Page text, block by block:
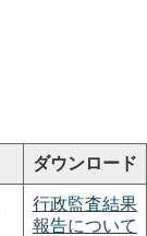
ダウンロード
行政監査結果
報告について